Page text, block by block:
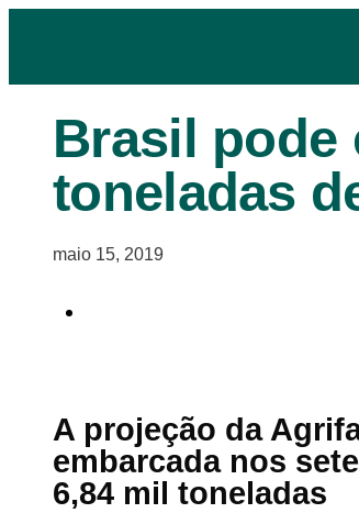
Brasil pode
toneladas
maio 15, 2019
A projeção da
embarcada nos
6,84 mil toneladas